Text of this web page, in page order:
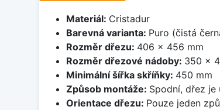
Materiál: Cristadur
Barevná varianta: Puro (čistá
Rozměr dřezu: 406 x 456 mm
Rozměr dřezové nádoby: 350 x
Minimální šířka skříňky: 450 mm
Způsob montáže: Spodní, dřez je
Orientace dřezu: Pouze jeden